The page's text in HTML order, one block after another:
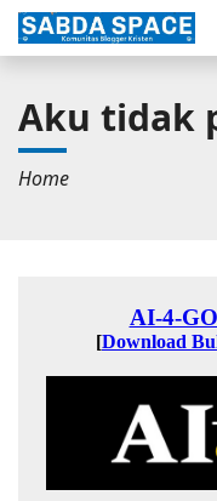
Aku tidak
Home